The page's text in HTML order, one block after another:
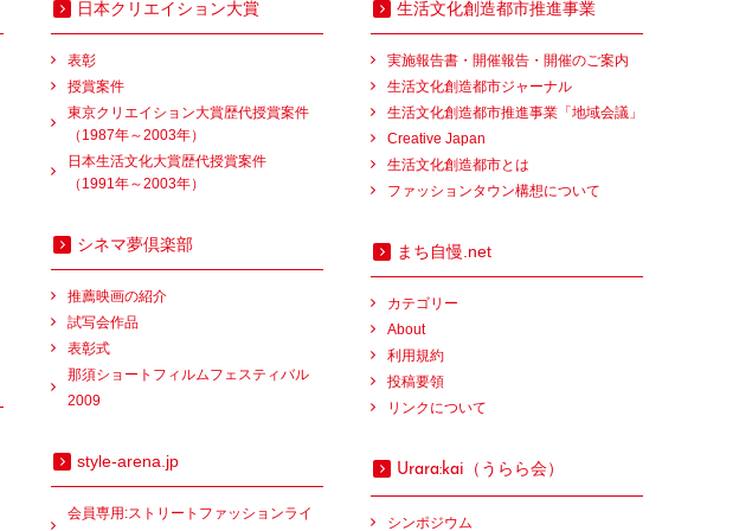
日本クリエイション大賞
表彰
授賞案件
東京クリエイション大賞歴代授賞案件
（1987年～2003年）
日本生活文化大賞歴代授賞案件
（1991年～2003年）
シネマ夢倶楽部
推薦映画の紹介
試写会作品
表彰式
那須ショートフィルムフェスティバル
2009
style-arena.jp
会員専用:ストリートファッションライ
生活文化創造都市推進事業
実施報告書・開催報告・開催のご案内
生活文化創造都市ジャーナル
生活文化創造都市推進事業「地域会議」
Creative Japan
生活文化創造都市とは
ファッションタウン構想について
まち自慢.net
カテゴリー
About
利用規約
投稿要領
リンクについて
Urara:kai （うらら会）
シンポジウム